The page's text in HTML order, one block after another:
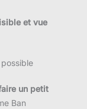
et vue
un petit
Ban